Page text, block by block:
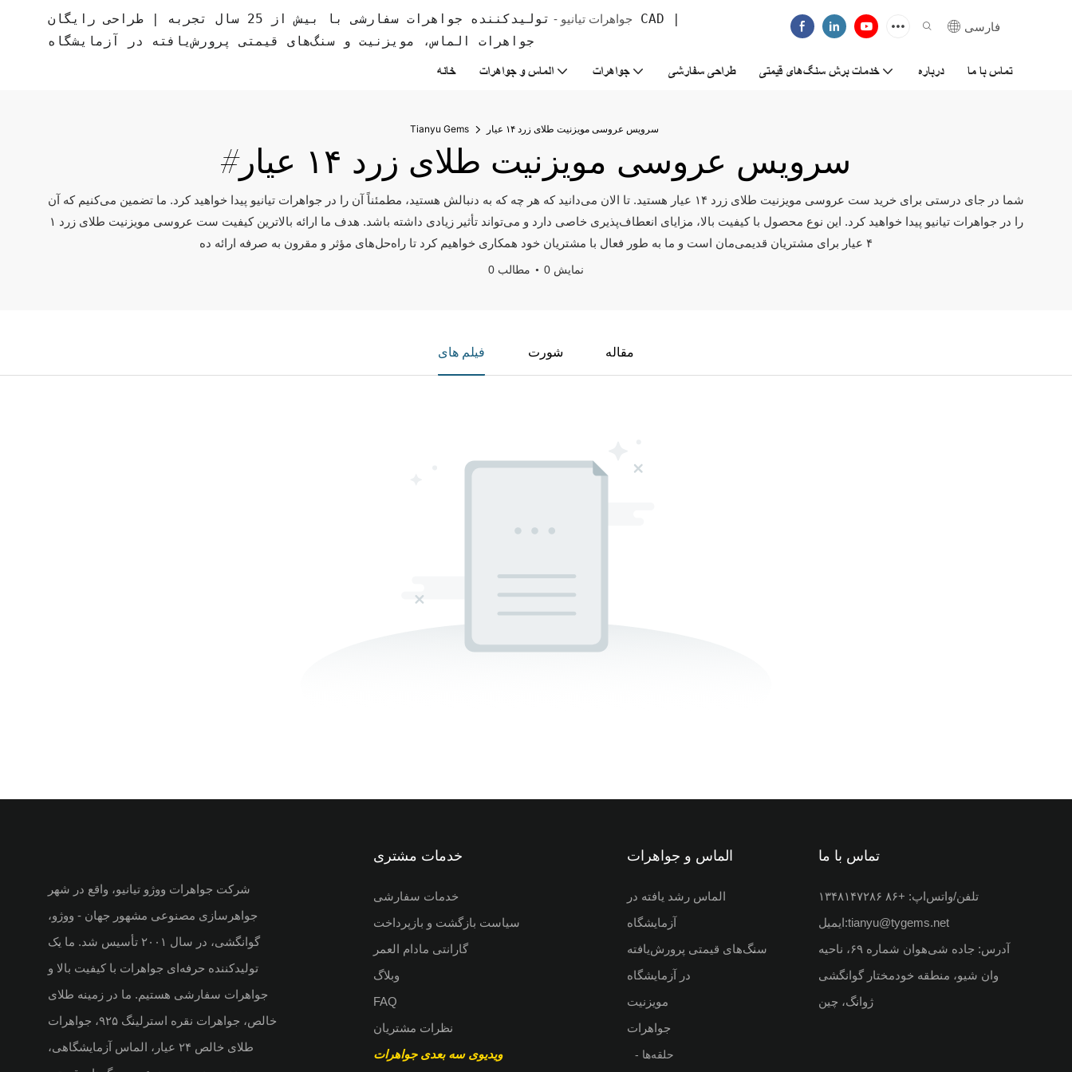
جواهرات تیانیو -
تولیدکننده جواهرات سفارشی با بیش از 25 سال تجربه | طراحی رایگان CAD |
جواهرات الماس، مویزنیت و سنگ‌های قیمتی پرورش‌یافته در آزمایشگاه
فارسی
خانه الماس و جواهرات جواهرات طراحی سفارشی خدمات برش سنگ‌های قیمتی درباره تماس با ما
Tianyu Gems سرویس عروسی مویزنیت طلای زرد ۱۴ عیار
#سرویس عروسی مویزنیت طلای زرد ۱۴ عیار
شما در جای درستی برای خرید ست عروسی مویزنیت طلای زرد ۱۴ عیار هستید. تا الان می‌دانید که هر چه که به دنبالش هستید، مطمئناً آن را در جواهرات تیانیو پیدا خواهید کرد. ما تضمین می‌کنیم که آن
را در جواهرات تیانیو پیدا خواهید کرد. این نوع محصول با کیفیت بالا، مزایای انعطاف‌پذیری خاصی دارد و می‌تواند تأثیر زیادی داشته باشد. هدف ما ارائه بالاترین کیفیت ست عروسی مویزنیت طلای زرد ۱
۴ عیار برای مشتریان قدیمی‌مان است و ما به طور فعال با مشتریان خود همکاری خواهیم کرد تا راه‌حل‌های مؤثر و مقرون به صرفه ارائه ده
0 مطالب 0 نمایش
فیلم های شورت مقاله
شرکت جواهرات ووژو تیانیو، واقع در شهر
جواهرسازی مصنوعی مشهور جهان - ووژو،
گوانگشی، در سال ۲۰۰۱ تأسیس شد. ما یک
تولیدکننده حرفه‌ای جواهرات با کیفیت بالا و
جواهرات سفارشی هستیم. ما در زمینه طلای
خالص، جواهرات نقره استرلینگ ۹۲۵، جواهرات
طلای خالص ۲۴ عیار، الماس آزمایشگاهی،
خدمات مشتری
خدمات سفارشی
سیاست بازگشت و بازپرداخت
گارانتی مادام العمر
وبلاگ
FAQ
نظرات مشتریان
ویدیوی سه بعدی جواهرات
الماس و جواهرات
الماس رشد یافته در
آزمایشگاه
سنگ‌های قیمتی پرورش‌یافته
در آزمایشگاه
مویزنیت
جواهرات
- حلقه‌ها
تماس با ما
تلفن/واتس‌اپ: +۸۶ ۱۳۴۸۱۴۷۲۸۶
ایمیل:tianyu@tygems.net
آدرس: جاده شی‌هوان شماره ۶۹، ناحیه
وان شیو، منطقه خودمختار گوانگشی
ژوانگ، چین